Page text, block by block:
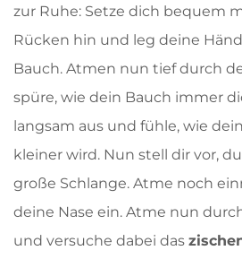
zur Ruhe: Setze dich bequem
Rücken hin und leg deine
Bauch. Atmen nun tief durch
spüre, wie dein Bauch immer
langsam aus und fühle, wie
kleiner wird. Nun stell dir vor,
große Schlange. Atme noch
deine Nase ein. Atme nun
und versuche dabei das